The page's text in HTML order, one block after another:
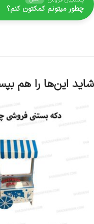
چطور میتونم کمکتون کنم؟
شاید این‌ها را هم